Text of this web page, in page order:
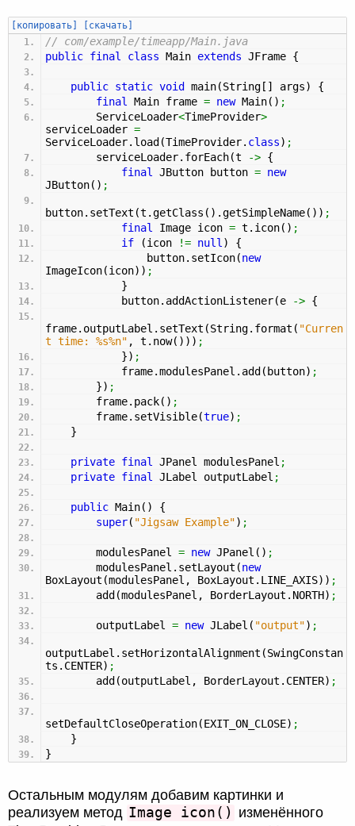
[копировать] [скачать]
// com/example/timeapp/Main.java
public final class Main extends JFrame {
public static void main(String [ ] args)
{
final
Main frame = newMain( ) ;
ServiceLoader<TimeProvider>
serviceLoader =
ServiceLoader. load (TimeProvider. class) ;
serviceLoader. forEach(t -> {
final
JButton button = new
JButton( ) ;
button. setText (t.getClass ( ) .getSimpleName( ) ) ;
final
Image icon = t. icon( ) ;
if
(icon != null )
{
button. setIcon(new
ImageIcon(icon) ) ;
}
button. addActionListener(e -> {
frame. outputLabel . setText (String. format ( "Curren
t time: %s%n" , t. now( ) ) ) ;
}) ;
frame.modulesPanel . add ( button) ;
}) ;
frame. pack( ) ;
frame. setVisible(true) ;
}
private final JPanel modulesPanel ;
private final JLabel outputLabel ;
public Main( )
{
super( "Jigsaw Example") ;
modulesPanel = newJPanel ( ) ;
modulesPanel. setLayout (new
BoxLayout (modulesPanel, BoxLayout. LINE_AXIS) ) ;
add (modulesPanel, BorderLayout. NORTH) ;
outputLabel = newJLabel ( "output") ;
outputLabel. setHorizontalAlignment (SwingConstan
ts. CENTER) ;
add (outputLabel, BorderLayout. CENTER) ;
setDefaultCloseOperation(EXIT_ON_CLOSE) ;
}
}
Остальным модулям добавим картинки и
реализуем метод Image icon() изменённого